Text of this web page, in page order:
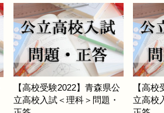
【高校受験2022】青森県公
立高校入試＜理科＞問題・
【高
立高校